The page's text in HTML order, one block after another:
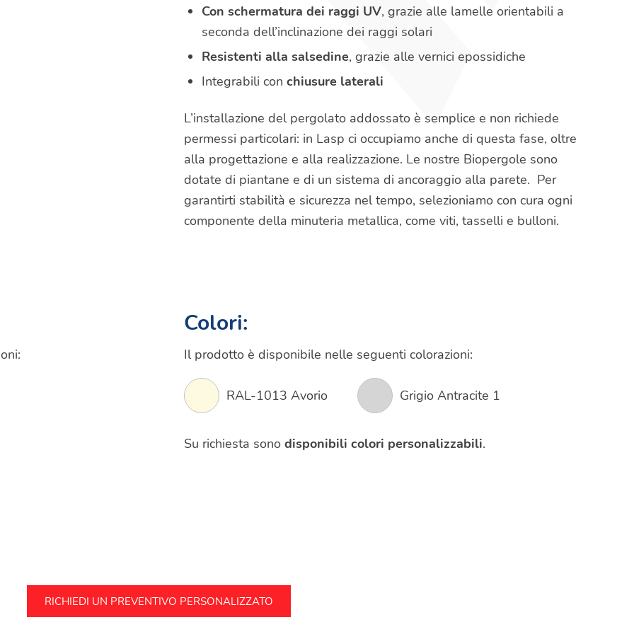
Con schermatura dei raggi UV, grazie alle lamelle orientabili a
seconda dell’inclinazione dei raggi solari
Resistenti alla salsedine, grazie alle vernici epossidiche
Integrabili conchiusure laterali
L’installazione del pergolato addossato è semplice e non richiede
permessi particolari: in Lasp ci occupiamo anche di questa fase, oltre
alla progettazione e alla realizzazione. Le nostre Biopergole sono
dotate di piantane e di un sistema di ancoraggio alla parete. Per
garantirti stabilità e sicurezza nel tempo, selezioniamo con cura ogni
componente della minuteria metallica, come viti, tasselli e bulloni.
Colori:
Il prodotto è disponibile nelle seguenti colorazioni:
RAL-1013 Avorio Grigio Antracite 1
Su richiesta sonodisponibili colori personalizzabili.
RICHIEDI UN PREVENTIVO PERSONALIZZATO